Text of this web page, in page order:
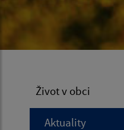
Život v obci
Aktuality